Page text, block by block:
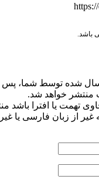
باشد.
شده توسط شما، پس
منتشر خواهد شد.
تهمت یا افترا باشد
غیر از زبان فارسی یا